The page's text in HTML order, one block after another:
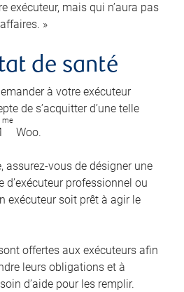
exécuteur, mais qui n’aura pas
»
de santé
à votre exécuteur
de s’acquitter d’une telle
me
Woo.
assurez-vous de désigner une
professionnel ou
exécuteur soit prêt à agir le
offertes aux exécuteurs afin
leurs obligations et à
d’aide pour les remplir.